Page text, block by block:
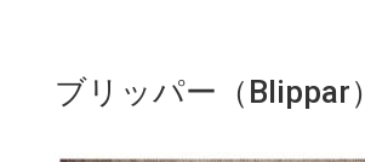
ブリッパー（Blippar）